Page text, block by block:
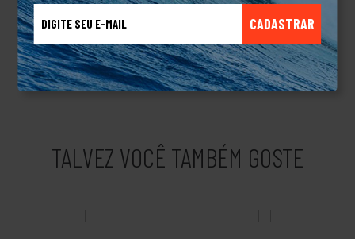
CADASTRAR
aumentou a sua linha de produtos para roupas masculinas,
femininas e acessórios de melhor qualidade e com muita
tecnologia envolvida e tornou-se uma das marcas mais
clássicas do Skateboard mundial.Produto Original.
TALVEZ VOCÊ TAMBÉM GOSTE